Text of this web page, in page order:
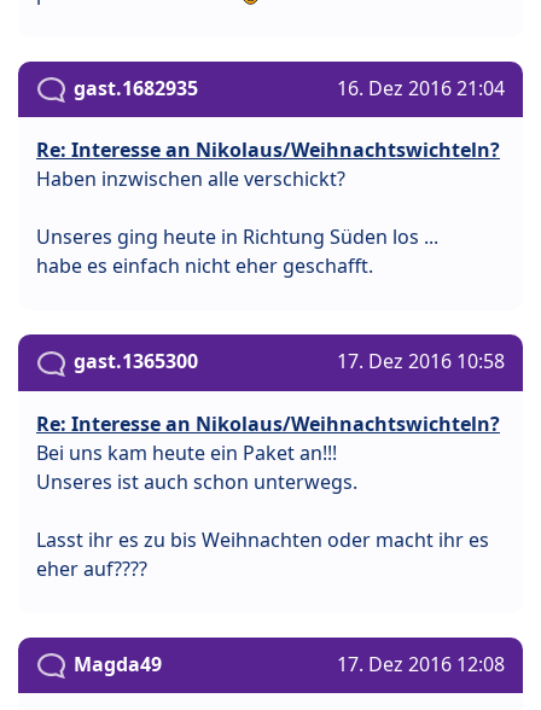
gast.1682935 16. Dez 2016 21:04
Re: Interesse an Nikolaus/Weihnachtswichteln?
Haben inzwischen alle verschickt?
Unseres ging heute in Richtung Süden los ...
habe es einfach nicht eher geschafft.
gast.1365300 17. Dez 2016 10:58
Re: Interesse an Nikolaus/Weihnachtswichteln?
Bei uns kam heute ein Paket an!!!
Unseres ist auch schon unterwegs.
Lasst ihr es zu bis Weihnachten oder macht ihr es
eher auf????
Magda49 17. Dez 2016 12:08